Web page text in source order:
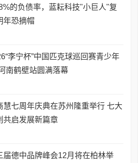
的负债率，蓝耘科技"小巨人"复
年恐摘帽
李宁杯”中国匹克球巡回赛青少年
南鹤壁站圆满落幕
慧七周年庆典在苏州隆重举行 七大
共启发展新篇章
届德中品牌峰会12月将在柏林举